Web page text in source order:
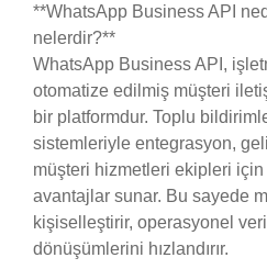
**WhatsApp Business API
nelerdir?**
WhatsApp Business API,
otomatize edilmiş müşteri
bir platformdur. Toplu
sistemleriyle entegrasyon,
müşteri hizmetleri ekipleri
avantajlar sunar. Bu sayede
kişiselleştirir, operasyonel
dönüşümlerini hızlandırır.